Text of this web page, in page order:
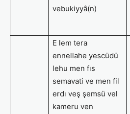
vebukiyyâ(n)
E lem tera
ennellahe yescüdü
lehu men fıs
semavati ve men fil
erdı veş şemsü vel
kameru ven